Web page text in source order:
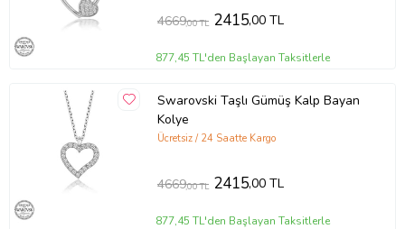
4669,00 TL 2415,00 TL
877,45 TL'den Başlayan Taksitlerle
Swarovski Taşlı Gümüş Kalp Bayan
Kolye
Ücretsiz / 24 Saatte Kargo
4669,00 TL 2415,00 TL
877,45 TL'den Başlayan Taksitlerle